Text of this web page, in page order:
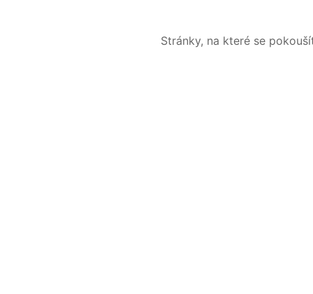
Stránky, na které se